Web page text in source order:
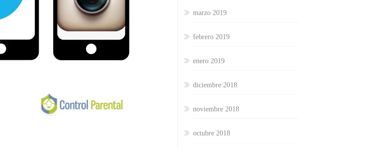
marzo 2019
febrero 2019
enero 2019
diciembre 2018
noviembre 2018
octubre 2018